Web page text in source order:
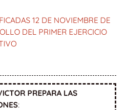
12 DE NOVIEMBRE DE
DEL PRIMER EJERCICIO
PREPARA LAS
: